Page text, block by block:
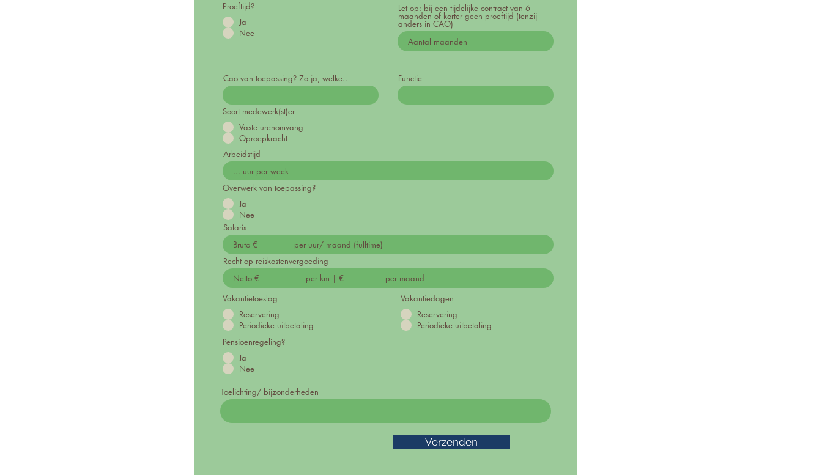
Proeftijd?
Ja
Nee
Let op: bij een tijdelijke contract van 6
maanden of korter geen proeftijd (tenzij
anders in CAO)
Cao van toepassing? Zo ja, welke.. Functie
Soort medewerk(st)er
Vaste urenomvang
Oproepkracht
Arbeidstijd
Overwerk van toepassing?
Ja
Nee
Salaris
Recht op reiskostenvergoeding
Vakantietoeslag
Reservering
Periodieke uitbetaling
Vakantiedagen
Reservering
Periodieke uitbetaling
Pensioenregeling?
Ja
Nee
Toelichting/ bijzonderheden
Verzenden